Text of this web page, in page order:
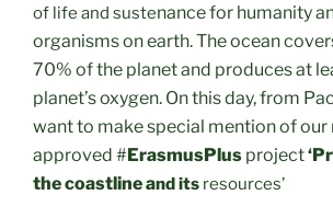
of life and sustenance for humanity
organisms on earth. The ocean
70% of the planet and produces at
planet’s oxygen. On this day, from
want to make special mention of our
approved #ErasmusPlus project
the coastline and its resources’